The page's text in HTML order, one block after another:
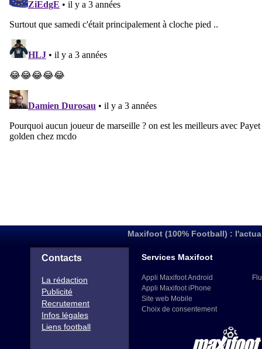
Maxifoot (100% Football) :
Contacts
La rédaction
Publicité
Recrutement
Infos légales
Liens football
Services Maxifoot
Appli Maxifoot Android
Appli Maxifoot iPhone
Site web Mobile
Choix de consentement